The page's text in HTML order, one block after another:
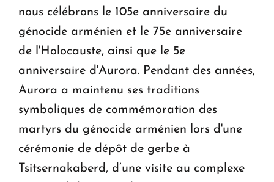
nous célébrons le 105e anniversaire du
génocide arménien et le 75e anniversaire
de l'Holocauste, ainsi que le 5e
anniversaire d'Aurora. Pendant des années,
Aurora a maintenu ses traditions
symboliques de commémoration des
martyrs du génocide arménien lors d'une
cérémonie de dépôt de gerbe à
Tsitsernakaberd, d’une visite au complexe